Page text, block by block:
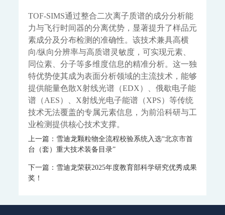
工业过程分析
MODEL 6000系列色谱分析仪
MODEL 6000Ex-防爆工业气相色谱仪 MODEL 6000-色谱分析仪
MODEL 1080系列气体分析仪
MODEL 1080-红外分析仪
MODEL 1080-UV-紫外分析仪
MODEL 1080-PO-磁氧分析仪
MODEL 1080-TCH-热导分析仪
MODEL 1080-EO-微量氧分析仪
MODEL 1080-TM-微量水分析仪
MODEL 4030系列激光分析仪
MODEL 4030Ex-激光气体分析仪
FID500/600系列-色谱分析仪
DID500/600系列-色谱分析仪
FID系列-火焰离子化+甲烷转换器色谱仪-ppb-ppm
FID系列-ORTHOPure HDID-ppt-ppb-ppm
TOF-SIMS通过整合二次离子质谱的成分分析能
力与飞行时间器的分离优势，显著提升了样品元
素成分及分布检测的准确性。该技术兼具高横
向/纵向分辨率与高质谱灵敏度，可实现元素、
同位素、分子等多维度信息的精准分析。这一独
特优势使其成为表面分析领域的主流技术，能够
提供能量色散X射线光谱（EDX）、俄歇电子能
谱（AES）、X射线光电子能谱（XPS）等传统
技术无法覆盖的专属元素信息，为前沿科研与工
业检测提供核心技术支撑。
上一篇：雪迪龙颗粒物全流程校验系统入选“北京市首
台（套）重大技术装备目录”
下一篇：雪迪龙荣获2025年度教育部科学研究优秀成果
奖！